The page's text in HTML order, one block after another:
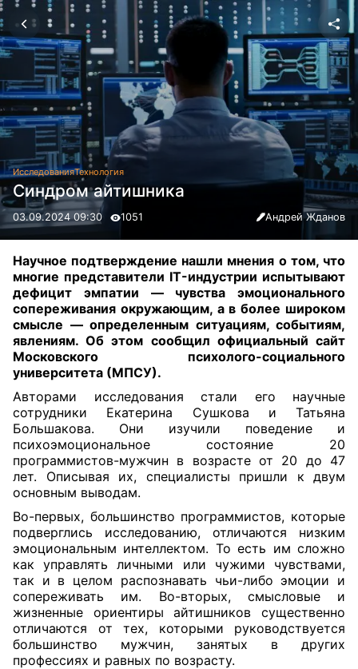
ИсследованияТехнология
Синдром айтишника
03.09.2024 09:30 1051 Андрей Жданов
Научное подтверждение нашли мнения о том, что
многие представители IT-индустрии испытывают
дефицит эмпатии — чувства эмоционального
сопереживания окружающим, а в более широком
смысле — определенным ситуациям, событиям,
явлениям. Об этом сообщил официальный сайт
Московского психолого-социального
университета (МПСУ).
Авторами исследования стали его научные
сотрудники Екатерина Сушкова и Татьяна
Большакова. Они изучили поведение и
психоэмоциональное состояние 20
программистов-мужчин в возрасте от 20 до 47
лет. Описывая их, специалисты пришли к двум
основным выводам.
Во-первых, большинство программистов, которые
подверглись исследованию, отличаются низким
эмоциональным интеллектом. То есть им сложно
как управлять личными или чужими чувствами,
так и в целом распознавать чьи-либо эмоции и
сопереживать им. Во-вторых, смысловые и
жизненные ориентиры айтишников существенно
отличаются от тех, которыми руководствуется
большинство мужчин, занятых в других
профессиях и равных по возрасту.